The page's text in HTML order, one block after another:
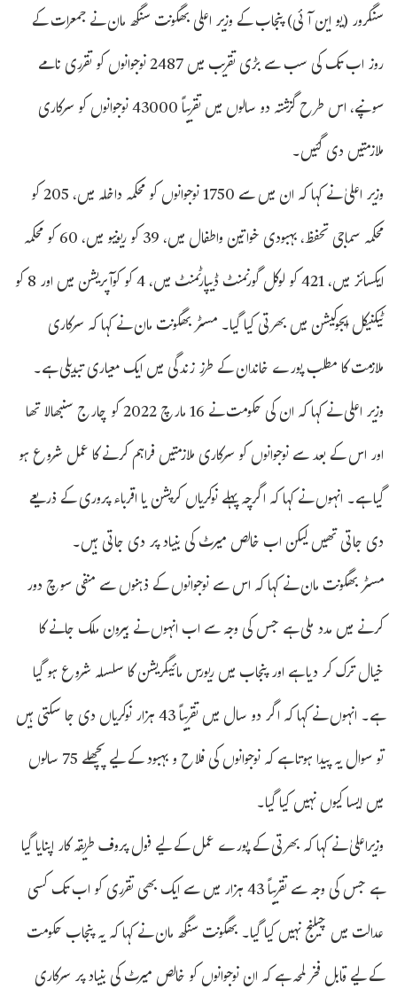
سنگرور (یو این آئی) پنجاب کے وزیر اعلی بھگونت سنگھ مان نے جمعرات کے
روز اب تک کی سب سے بڑی تقریب میں 2487 نوجوانوں کو تقرری نامے
سونپے، اس طرح گزشتہ دو سالوں میں تقریباً 43000 نوجوانوں کو سرکاری
ملازمتیں دی گئیں۔
وزیر اعلیٰ نے کہا کہ ان میں سے 1750 نوجوانوں کو محکمہ داخلہ میں، 205 کو
محکمہ سماجی تحفظ، بہبودی خواتین واطفال میں، 39 کو ریونیو میں، 60 کو محکمہ
ایکسائز میں، 421 کو لوکل گورنمنٹ ڈیپارٹمنٹ میں، 4 کو کوآپریشن میں اور 8 کو
ٹیکنیکل ایجوکیشن میں بھرتی کیا گیا۔ مسٹر بھگونت مان نے کہا کہ سرکاری
ملازمت کا مطلب پورے خاندان کے طرز زندگی میں ایک معیاری تبدیلی ہے۔
وزیر اعلی نے کہا کہ ان کی حکومت نے 16 مارچ 2022 کو چارج سنبھالا تھا
اور اس کے بعد سے نوجوانوں کو سرکاری ملازمتیں فراہم کرنے کا عمل شروع ہو
گیا ہے۔ انہوں نے کہا کہ اگرچہ پہلے نوکریاں کرپشن یا اقرباء پروری کے ذریعے
دی جاتی تھیں لیکن اب خالص میرٹ کی بنیاد پر دی جاتی ہیں۔
مسٹر بھگونت مان نے کہا کہ اس سے نوجوانوں کے ذہنوں سے منفی سوچ دور
کرنے میں مدد ملی ہے جس کی وجہ سے اب انہوں نے بیرون ملک جانے کا
خیال ترک کر دیا ہے اور پنجاب میں ریورس مائیگریشن کا سلسلہ شروع ہو گیا
ہے۔ انہوں نے کہا کہ اگر دو سال میں تقریباً 43 ہزار نوکریاں دی جا سکتی ہیں
تو سوال یہ پیدا ہوتا ہے کہ نوجوانوں کی فلاح و بہبود کے لیے پچھلے 75 سالوں
میں ایسا کیوں نہیں کیا گیا۔
وزیراعلیٰ نے کہا کہ بھرتی کے پورے عمل کے لیے فول پروف طریقہ کار اپنایا گیا
ہے جس کی وجہ سے تقریباً 43 ہزار میں سے ایک بھی تقرری کو اب تک کسی
عدالت میں چیلنج نہیں کیا گیا۔ بھگونت سنگھ مان نے کہا کہ یہ پنجاب حکومت
کے لیے قابل فخر لمحہ ہے کہ ان نوجوانوں کو خالص میرٹ کی بنیاد پر سرکاری